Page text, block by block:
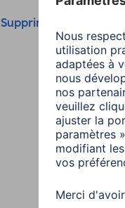
Supprimer tous les